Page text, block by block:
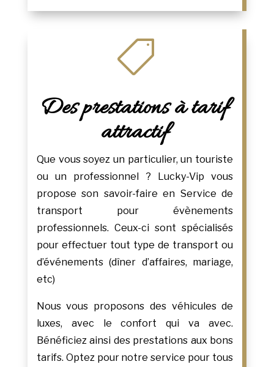

Des prestations à tarif
attractif
Que vous soyez un particulier, un touriste
ou un professionnel ? Lucky-Vip vous
propose son savoir-faire en Service de
transport pour évènements
professionnels. Ceux-ci sont spécialisés
pour effectuer tout type de transport ou
d’événements (dîner d’affaires, mariage,
etc)
Nous vous proposons des véhicules de
luxes, avec le confort qui va avec.
Bénéficiez ainsi des prestations aux bons
tarifs. Optez pour notre service pour tous